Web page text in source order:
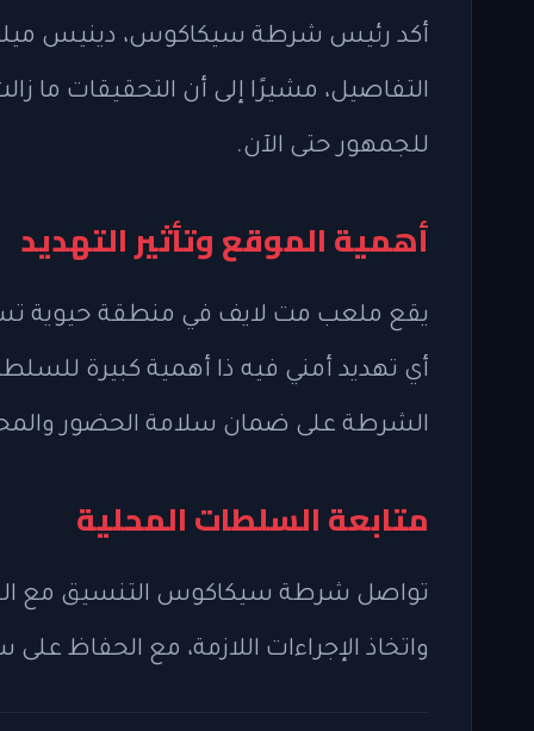
أكد رئيس شرطة سيكاكوس، دينيس
التفاصيل، مشيرًا إلى أن التحقيقات ما
للجمهور حتى الآن.
أهمية الموقع وتأثير التهديد
يقع ملعب مت لايف في منطقة حيوية
أي تهديد أمني فيه ذا أهمية كبيرة
الشرطة على ضمان سلامة الحضور
متابعة السلطات المحلية
تواصل شرطة سيكاكوس التنسيق مع
واتخاذ الإجراءات اللازمة، مع الحفاظ